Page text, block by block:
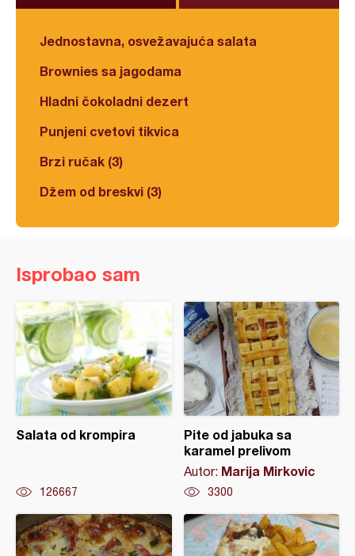
Jednostavna, osvežavajuća salata
Brownies sa jagodama
Hladni čokoladni dezert
Punjeni cvetovi tikvica
Brzi ručak (3)
Džem od breskvi (3)
Isprobao sam
Salata od krompira
126667
Pite od jabuka sa
karamel prelivom
Autor: Marija Mirkovic
3300